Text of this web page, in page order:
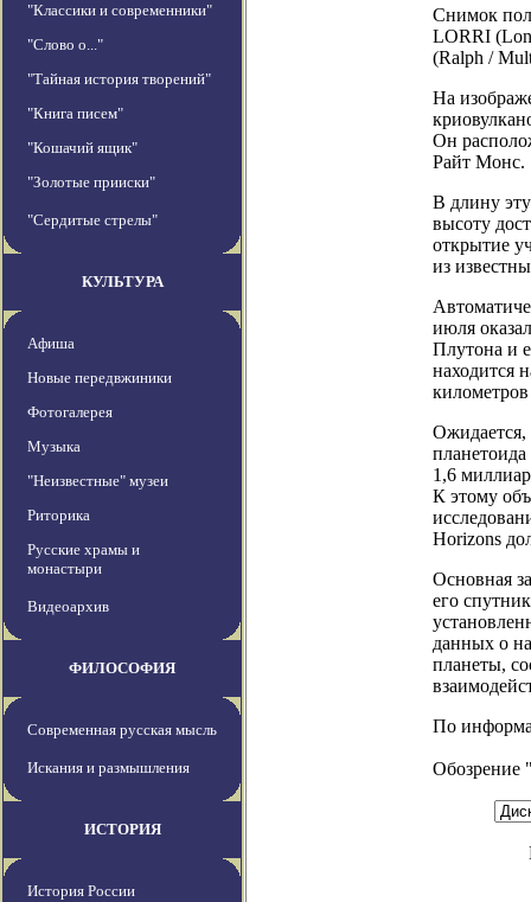
"Классики и современники"
"Слово о..."
"Тайная история творений"
"Книга писем"
"Кошачий ящик"
"Золотые прииски"
"Сердитые стрелы"
КУЛЬТУРА
Афиша
Новые передвжиники
Фотогалерея
Музыка
"Неизвестные" музеи
Риторика
Русские храмы и
монастыри
Видеоархив
ФИЛОСОФИЯ
Современная русская мысль
Искания и размышления
ИСТОРИЯ
История России
Снимок
LORRI
(Ralph /
На
Он
Райт Монс.
В длину
высоту
открытие
из
июля
Плутона и
находится
Ожидается,
1,6
К этому
Horizons
Основная
его
данных о
планеты,
По
Обозрение